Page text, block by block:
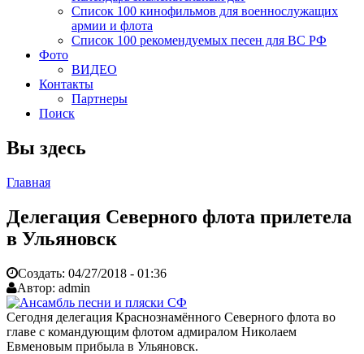
Список 100 кинофильмов для военнослужащих
армии и флота
Список 100 рекомендуемых песен для ВС РФ
Фото
ВИДЕО
Контакты
Партнеры
Поиск
Вы здесь
Главная
Делегация Северного флота прилетела
в Ульяновск
Создать: 04/27/2018 - 01:36
Автор: admin
Сегодня делегация Краснознамённого Северного флота во
главе с командующим флотом адмиралом Николаем
Евменовым прибыла в Ульяновск.